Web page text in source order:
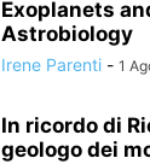
Exoplanets
Astrobiology
Irene Parenti - 1
In ricordo di
geologo dei